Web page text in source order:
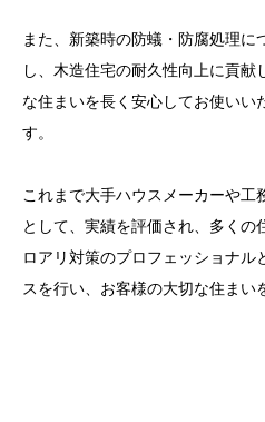
また、新築時の防蟻・防腐処理に
し、木造住宅の耐久性向上に貢献
な住まいを長く安心してお使いい
す。
これまで大手ハウスメーカーや
として、実績を評価され、多くの
ロアリ対策のプロフェッショナル
スを行い、お客様の大切な住まい